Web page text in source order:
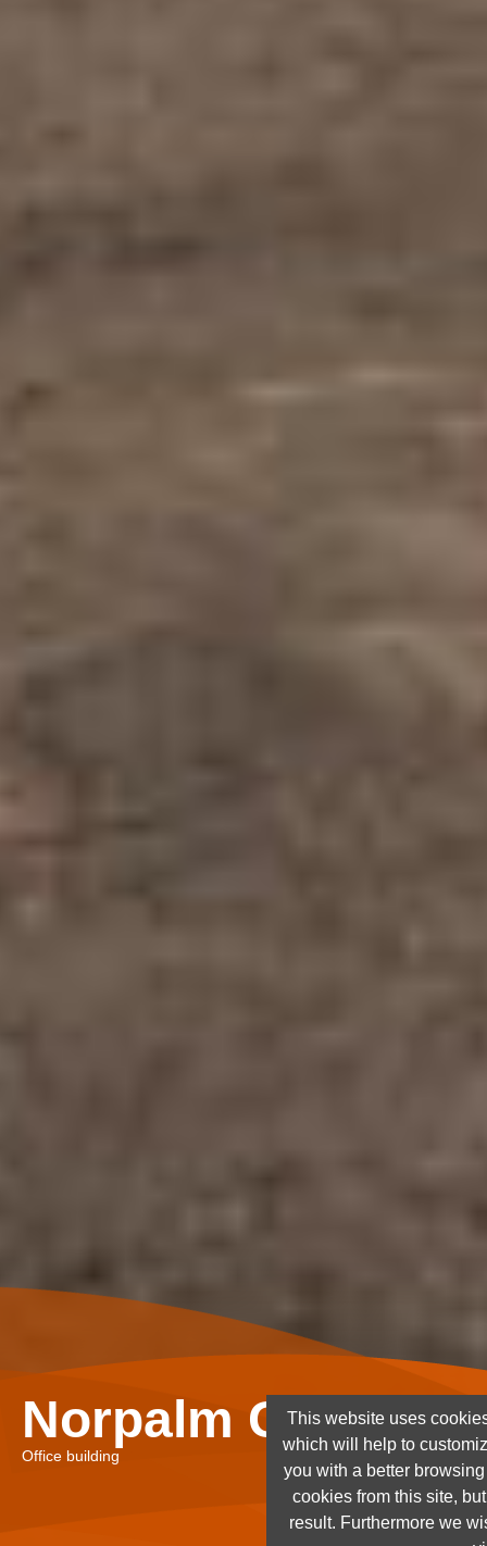
Norpalm Ghana
Office building
This website uses
which will help to
you with a better
cookies from this site,
result. Furthermore we